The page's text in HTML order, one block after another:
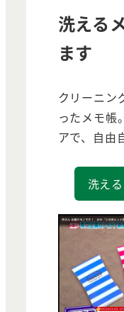
洗える
ます
クリーニン
ったメモ帳
アで、自由
洗え